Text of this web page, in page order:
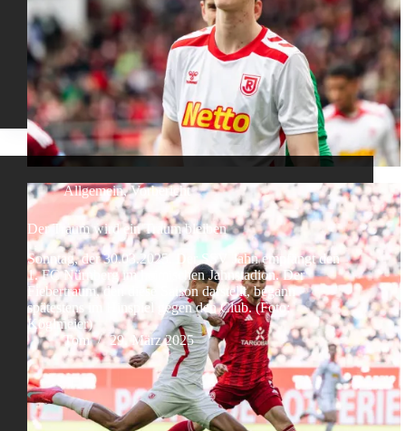
Allgemein,Vorbericht
Der Traum wird ein Traum bleiben
Sonntag, der 30.03.2025. Der SSV Jahn empfängt den
1. FC Nürnberg im heimischen Jahnstadion. Der
Fiebertraum, den diese Saison darstellt, begann
spätestens im Hinspiel gegen den Club. (Foto:
Köglmeier)
Tom
29. März 2025